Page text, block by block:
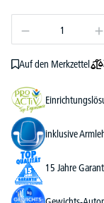
Auf den Merkzettel
inklusive
15 Jahre